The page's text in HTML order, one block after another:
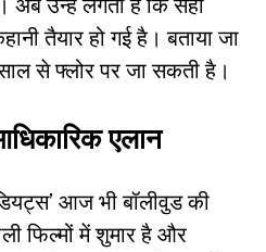
अब उन्हें लगता है कि सही
तैयार हो गई है। बताया जा
से फ्लोर पर जा सकती है।
एलान
आज भी बॉलीवुड की
फिल्मों में शुमार है और